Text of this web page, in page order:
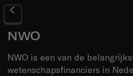
NWO
NWO is een van de
wetenschapsfinanciers in